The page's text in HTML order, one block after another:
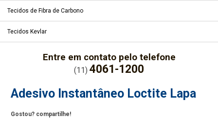
Tecidos de Fibra de Carbono
Tecidos Kevlar
Entre em contato pelo telefone
(11) 4061-1200
Adesivo Instantâneo Loctite Lapa
Gostou? compartilhe!